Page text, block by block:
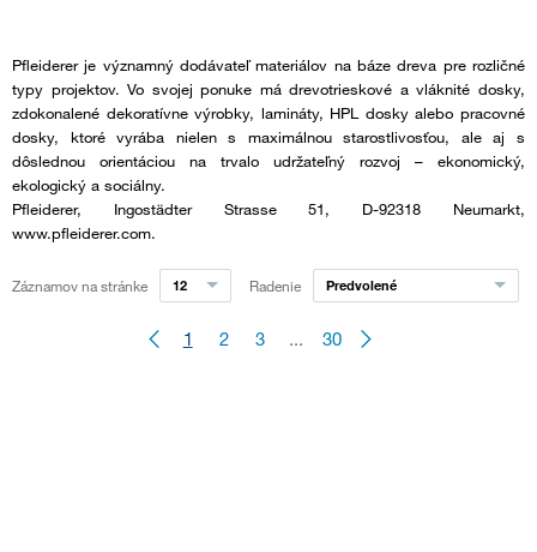
Pfleiderer je významný dodávateľ materiálov na báze dreva pre rozličné
typy projektov. Vo svojej ponuke má drevotrieskové a vláknité dosky,
zdokonalené dekoratívne výrobky, lamináty, HPL dosky alebo pracovné
dosky, ktoré vyrába nielen s maximálnou starostlivosťou, ale aj s
dôslednou orientáciou na trvalo udržateľný rozvoj – ekonomický,
ekologický a sociálny.
Pfleiderer, Ingostädter Strasse 51, D-92318 Neumarkt,
www.pfleiderer.com.
Záznamov na stránke 12 Radenie Predvolené
1 2 3 ... 30